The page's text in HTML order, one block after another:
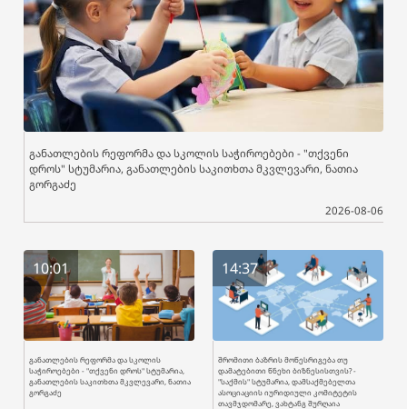
განათლების რეფორმა და სკოლის საჭიროებები - "თქვენი
დროს" სტუმარია, განათლების საკითხთა მკვლევარი, ნათია
გორგაძე
2026-08-06
10:01
განათლების რეფორმა და სკოლის
საჭიროებები - "თქვენი დროს" სტუმარია,
განათლების საკითხთა მკვლევარი, ნათია
გორგაძე
14:37
შრომითი ბაზრის მოწესრიგება თუ
დამატებითი წნეხი ბიზნესისთვის? -
"საქმის" სტუმარია, დამსაქმებელთა
ასოციაციის იურიდიული კომიტეტის
თავმჯდომარე, ვახტანგ შურღაია